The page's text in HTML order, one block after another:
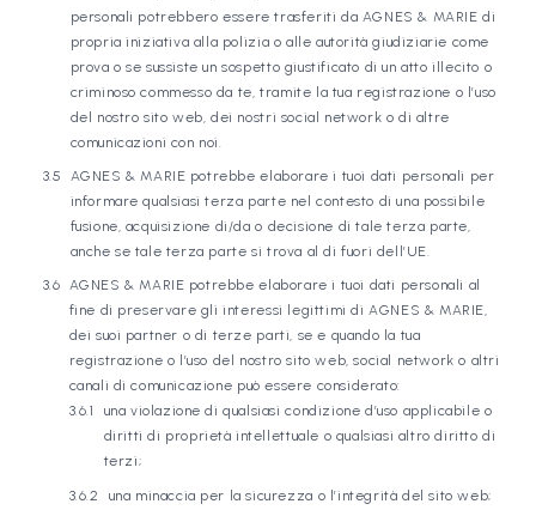
personali potrebbero essere trasferiti da AGNES & MARIE di
propria iniziativa alla polizia o alle autorità giudiziarie come
prova o se sussiste un sospetto giustificato di un atto illecito o
criminoso commesso da te, tramite la tua registrazione o l’uso
del nostro sito web, dei nostri social network o di altre
comunicazioni con noi.
AGNES & MARIE potrebbe elaborare i tuoi dati personali per
informare qualsiasi terza parte nel contesto di una possibile
fusione, acquisizione di/da o decisione di tale terza parte,
anche se tale terza parte si trova al di fuori dell’UE.
AGNES & MARIE potrebbe elaborare i tuoi dati personali al
fine di preservare gli interessi legittimi di AGNES & MARIE,
dei suoi partner o di terze parti, se e quando la tua
registrazione o l’uso del nostro sito web, social network o altri
canali di comunicazione può essere considerato:
una violazione di qualsiasi condizione d’uso applicabile o
diritti di proprietà intellettuale o qualsiasi altro diritto di
terzi;
una minaccia per la sicurezza o l’integrità del sito web;